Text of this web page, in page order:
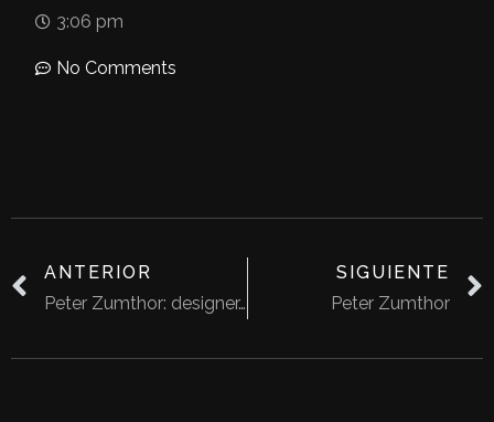
3:06 pm
No Comments
ANTERIOR
Peter Zumthor: designer, restorer, cabinetmaker, architect
SIGUIENTE
Peter Zumthor